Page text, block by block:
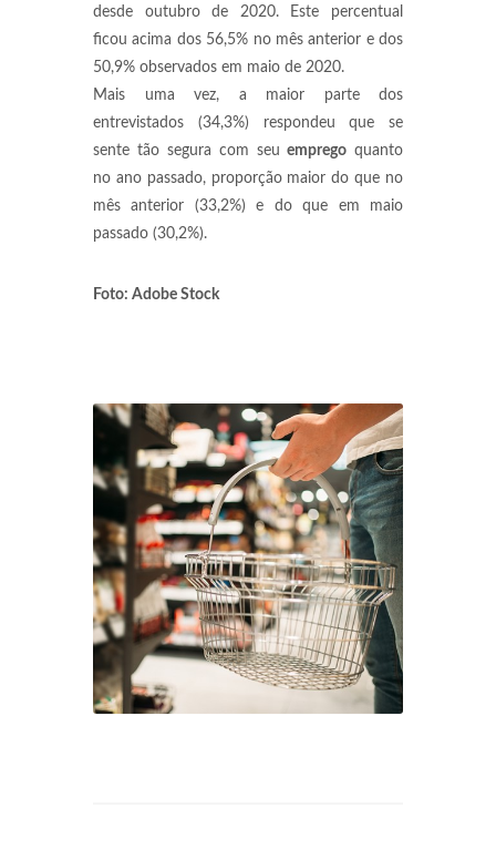
desde outubro de 2020. Este percentual
ficou acima dos 56,5% no mês anterior e dos
50,9% observados em maio de 2020.
Mais uma vez, a maior parte dos
entrevistados (34,3%) respondeu que se
sente tão segura com seu emprego quanto
no ano passado, proporção maior do que no
mês anterior (33,2%) e do que em maio
passado (30,2%).
Foto: Adobe Stock